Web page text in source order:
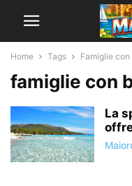
Home Tags Famiglie con
famiglie con
La